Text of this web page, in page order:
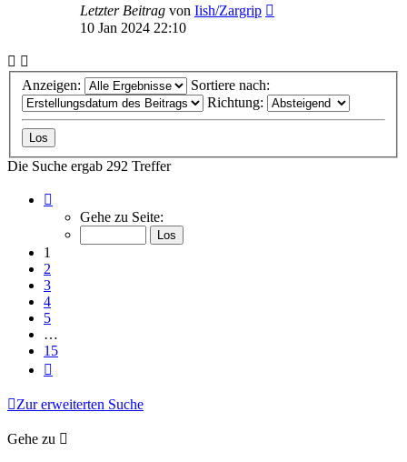
Letzter Beitrag von Iish/Zargrip
10 Jan 2024 22:10
Anzeigen:
Sortiere nach:
Richtung:
Die Suche ergab 292 Treffer
von
Gehe zu Seite:
1
2
3
4
5
…
15
Zur erweiterten Suche
Gehe zu